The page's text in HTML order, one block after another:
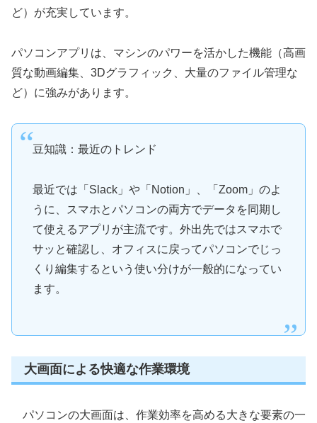
ど）が充実しています。
パソコンアプリは、マシンのパワーを活かした機能（高画
質な動画編集、3Dグラフィック、大量のファイル管理な
ど）に強みがあります。
豆知識：最近のトレンド
最近では「Slack」や「Notion」、「Zoom」のよ
うに、スマホとパソコンの両方でデータを同期し
て使えるアプリが主流です。外出先ではスマホで
サッと確認し、オフィスに戻ってパソコンでじっ
くり編集するという使い分けが一般的になってい
ます。
大画面による快適な作業環境
パソコンの大画面は、作業効率を高める大きな要素の一